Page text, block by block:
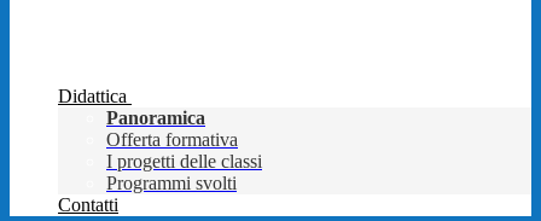
Didattica
Panoramica
Offerta formativa
I progetti delle classi
Programmi svolti
Contatti